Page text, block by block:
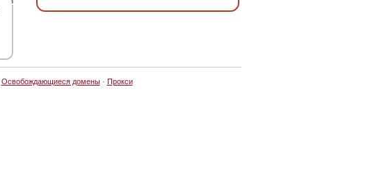
Освобождающиеся домены· Прокси